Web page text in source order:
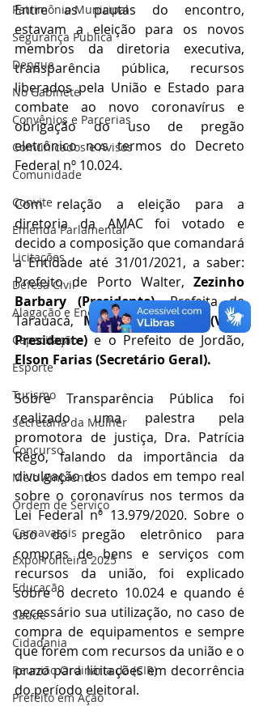
Patrimônio Municipal
Segurança Publica
Dengue
No Gabinete
Convênios e Parcerias
Comunicados e Avisos
Comunidade
Convite
Emenda Parlamentar
Licitações
Defesa Civil
Alagação e Enchente
Capacitação
Esporte
Turismo
Secretaria da Mulher
Concurso
Meio Ambiente
Ordem de Serviço
Carnavassis
ExpoFronteira 2025
Educação
Saúde
Cidadania
Reunião Ordinária da (CIR)
Prefeito em Ação
Entre as pautas do encontro,
estavam a eleição para os novos
membros da diretoria executiva,
transparência pública, recursos
liberados pela União e Estado para
combate ao novo coronavírus e
obrigação do uso de pregão
eletrônico nos termos do Decreto
Federal nº 10.024.
Com relação a eleição para a
diretoria da AMAC foi votado e
decido a composição que comandará
a Entidade até 31/01/2021, a saber:
Prefeito de Porto Walter, Zezinho
Barbary (Presidente), Prefeita de
Tarauacá, Marilete Vitorino (Vice-
Presidente)
Elson Farias (Secretário Geral).
Sobre Transparência Pública foi
realizado uma palestra pela
promotora de justiça, Dra. Patrícia
Rêgo, falando da importância da
divulgação dos dados em tempo real
sobre o coronavírus nos termos da
Lei Federal nº 13.979/2020. Sobre o
uso do pregão eletrônico para
compras de bens e serviços com
recursos da união, foi explicado
sobre o decreto 10.024 e quando é
necessário sua utilização, no caso de
compra de equipamentos e sempre
que forem com recursos da união e o
prazo para licitações em decorrência
do período eleitoral.